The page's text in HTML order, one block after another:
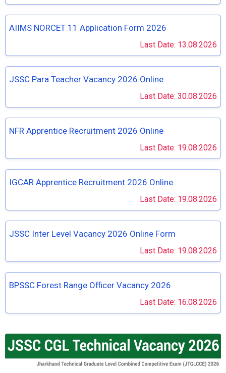
AIIMS NORCET 11 Application Form 2026
Last Date: 13.08.2026
JSSC Para Teacher Vacancy 2026 Online
Last Date: 30.08.2026
NFR Apprentice Recruitment 2026 Online
Last Date: 19.08.2026
IGCAR Apprentice Recruitment 2026 Online
Last Date: 19.08.2026
JSSC Inter Level Vacancy 2026 Online Form
Last Date: 19.08.2026
BPSSC Forest Range Officer Vacancy 2026
Last Date: 16.08.2026